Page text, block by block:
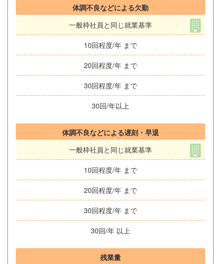
体調不良などによる欠勤
一般枠社員と同じ就業基準
10回程度/年 まで
20回程度/年 まで
30回程度/年 まで
30回/年以上
体調不良などによる遅刻・早退
一般枠社員と同じ就業基準
10回程度/年 まで
20回程度/年 まで
30回程度/年 まで
30回/年 以上
残業量